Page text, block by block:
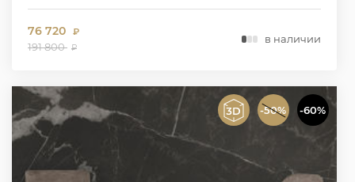
76 720 ₽
191 800 ₽
в наличии
-50% -60%